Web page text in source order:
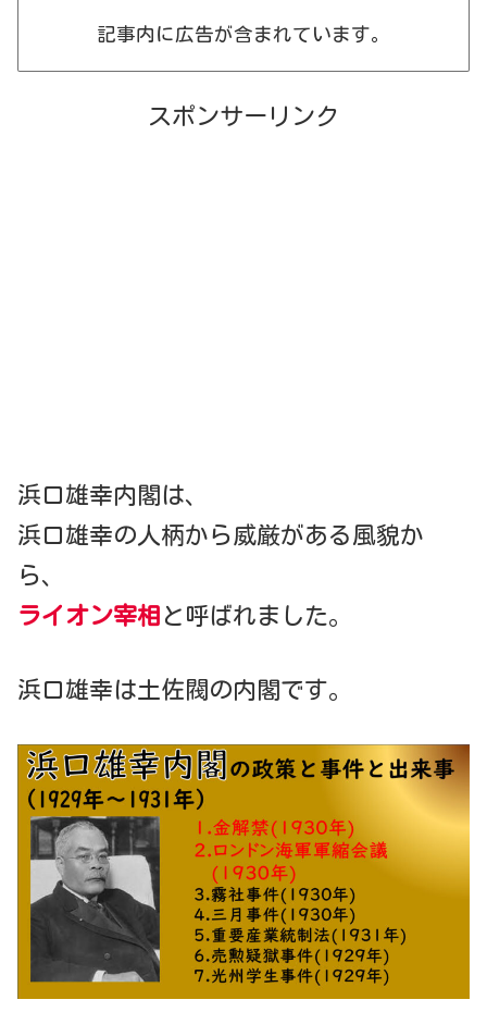
記事内に広告が含まれています。
スポンサーリンク
浜口雄幸内閣は、
浜口雄幸の人柄から威厳がある風貌か
ら、
ライオン宰相 と呼ばれました。
浜口雄幸は土佐閥の内閣です。